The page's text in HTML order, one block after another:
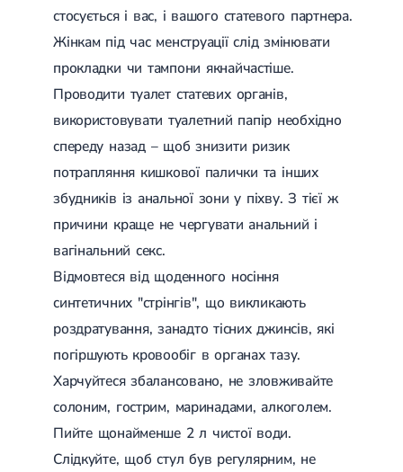
стосується і вас, і вашого статевого партнера.
Жінкам під час менструації слід змінювати
прокладки чи тампони якнайчастіше.
Проводити туалет статевих органів,
використовувати туалетний папір необхідно
спереду назад – щоб знизити ризик
потрапляння кишкової палички та інших
збудників із анальної зони у піхву. З тієї ж
причини краще не чергувати анальний і
вагінальний секс.
Відмовтеся від щоденного носіння
синтетичних "стрінгів", що викликають
роздратування, занадто тісних джинсів, які
погіршують кровообіг в органах тазу.
Харчуйтеся збалансовано, не зловживайте
солоним, гострим, маринадами, алкоголем.
Пийте щонайменше 2 л чистої води.
Слідкуйте, щоб стул був регулярним, не